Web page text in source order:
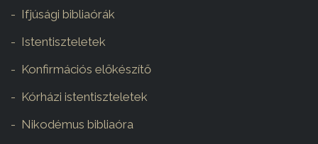
Ifjúsági bibliaórák
Istentiszteletek
Konfirmációs előkészítő
Kórházi istentiszteletek
Nikodémus bibliaóra